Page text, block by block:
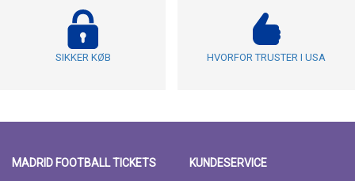
SIKKER KØB HVORFOR TRUSTER I USA
MADRID FOOTBALL TICKETS KUNDESERVICE